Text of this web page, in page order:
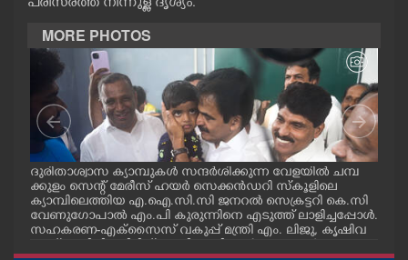
LIFESTYLE
SPIRITUAL
INFO+
ART
പരിസരത്ത് നിന്നുള്ള ദൃശ്യം.
MORE PHOTOS
ദുരിതാശ്വാസ ക്യാമ്പുകൾ സന്ദർശിക്കുന്ന വേളയിൽ ചമ്പ
ക്കുളം സെന്റ് മേരീസ് ഹയർ സെക്കൻഡറി സ്കൂളിലെ
ക്യാമ്പിലെത്തിയ എ.ഐ.സി.സി ജനറൽ സെക്രട്ടറി കെ.സി
വേണുഗോപാൽ എം.പി കുരുന്നിനെ എടുത്ത് ലാളിച്ചപ്പോൾ.
സഹകരണ-എക്സൈസ് വകുപ്പ് മന്ത്രി എം. ലിജു, കൃഷിവ